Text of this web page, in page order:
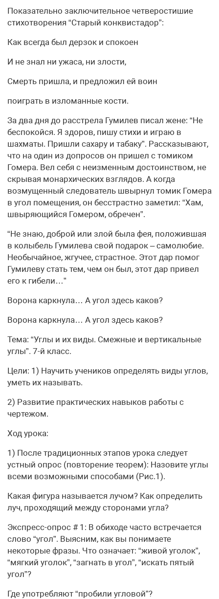
Показательно заключительное четверостишие
стихотворения “Старый конквистадор”:
Как всегда был дерзок и спокоен
И не знал ни ужаса, ни злости,
Смерть пришла, и предложил ей воин
поиграть в изломанные кости.
За два дня до расстрела Гумилев писал жене: “Не
беспокойся. Я здоров, пишу стихи и играю в
шахматы. Пришли сахару и табаку”. Рассказывают,
что на один из допросов он пришел с томиком
Гомера. Вел себя с неизменным достоинством, не
скрывая монархических взглядов. А когда
возмущенный следователь швырнул томик Гомера
в угол помещения, он бесстрастно заметил: “Хам,
швыряющийся Гомером, обречен”.
“Не знаю, доброй или злой была фея, положившая
в колыбель Гумилева свой подарок – самолюбие.
Необычайное, жгучее, страстное. Этот дар помог
Гумилеву стать тем, чем он был, этот дар привел
его к гибели…”
Ворона каркнула… А угол здесь каков?
Ворона каркнула… А угол здесь каков?
Тема: “Углы и их виды. Смежные и вертикальные
углы”. 7-й класс.
Цели: 1) Научить учеников определять виды углов,
уметь их называть.
2) Развитие практических навыков работы с
чертежом.
Ход урока:
1) После традиционных этапов урока следует
устный опрос (повторение теорем): Назовите углы
всеми возможными способами (Рис.1).
Какая фигура называется лучом? Как определить
луч, проходящий между сторонами угла?
Экспресс-опрос # 1: В обиходе часто встречается
слово “угол”. Выясним, как вы понимаете
некоторые фразы. Что означает: “живой уголок”,
“мягкий уголок”, “загнать в угол”, “искать пятый
угол”?
Где употребляют “пробили угловой”?